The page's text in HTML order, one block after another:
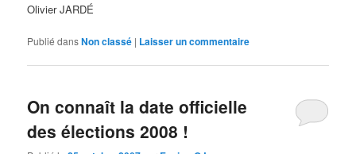
Olivier JARDÉ
Publié dansNon classé | Laisser un commentaire
On connaît la date officielle
des élections 2008 !